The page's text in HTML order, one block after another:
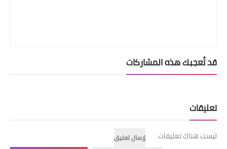
قد تُعجبك هذه المشاركات
تعليقات
ليست هناك تعليقات
إرسال تعليق